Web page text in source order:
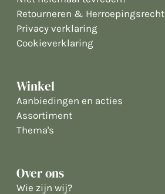
Retourneren & Herroepingsrecht
Privacy verklaring
Cookieverklaring
Winkel
Aanbiedingen en acties
Assortiment
Thema's
Over ons
Wie zijn wij?